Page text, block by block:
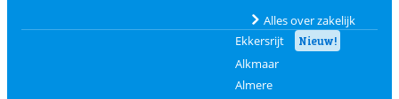
Alles over zakelijk
Ekkersrijt Nieuw!
Alkmaar
Almere